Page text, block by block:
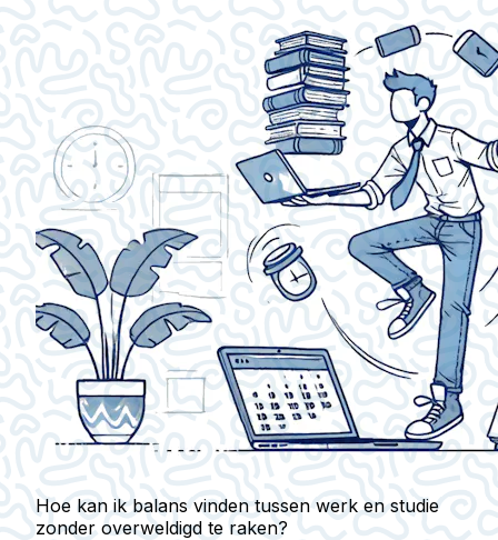
Hoe kan ik balans vinden tussen werk en studie
zonder overweldigd te raken?